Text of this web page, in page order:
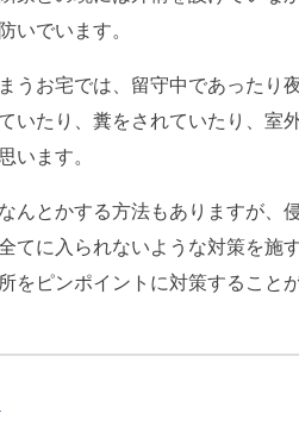
いでいます。
うお宅では、留守中であったり
いたり、糞をされていたり、室
います。
んとかする方法もありますが、
てに入られないような対策を施
をピンポイントに対策すること